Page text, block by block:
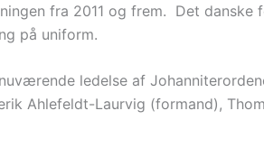
fra 2011 og frem. Det danske
på uniform.
ledelse af
Ahlefeldt-Laurvig (formand),